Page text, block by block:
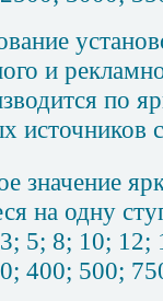
и
по
источников
значение
на одну
5; 8; 10; 12;
400; 500;